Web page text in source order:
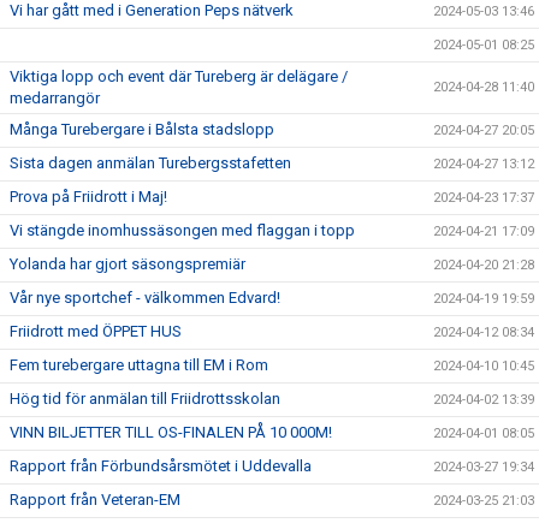
Vi har gått med i Generation Peps nätverk 2024-05-03 13:46
2024-05-01 08:25
Viktiga lopp och event där Tureberg är delägare /
medarrangör
2024-04-28 11:40
Många Turebergare i Bålsta stadslopp 2024-04-27 20:05
Sista dagen anmälan Turebergsstafetten 2024-04-27 13:12
Prova på Friidrott i Maj! 2024-04-23 17:37
Vi stängde inomhussäsongen med flaggan i topp 2024-04-21 17:09
Yolanda har gjort säsongspremiär 2024-04-20 21:28
Vår nye sportchef - välkommen Edvard! 2024-04-19 19:59
Friidrott med ÖPPET HUS 2024-04-12 08:34
Fem turebergare uttagna till EM i Rom 2024-04-10 10:45
Hög tid för anmälan till Friidrottsskolan 2024-04-02 13:39
VINN BILJETTER TILL OS-FINALEN PÅ 10 000M! 2024-04-01 08:05
Rapport från Förbundsårsmötet i Uddevalla 2024-03-27 19:34
Rapport från Veteran-EM 2024-03-25 21:03